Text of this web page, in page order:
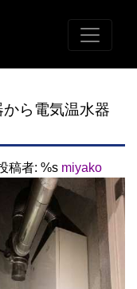
ら電気温水器
稿者: %s miyako